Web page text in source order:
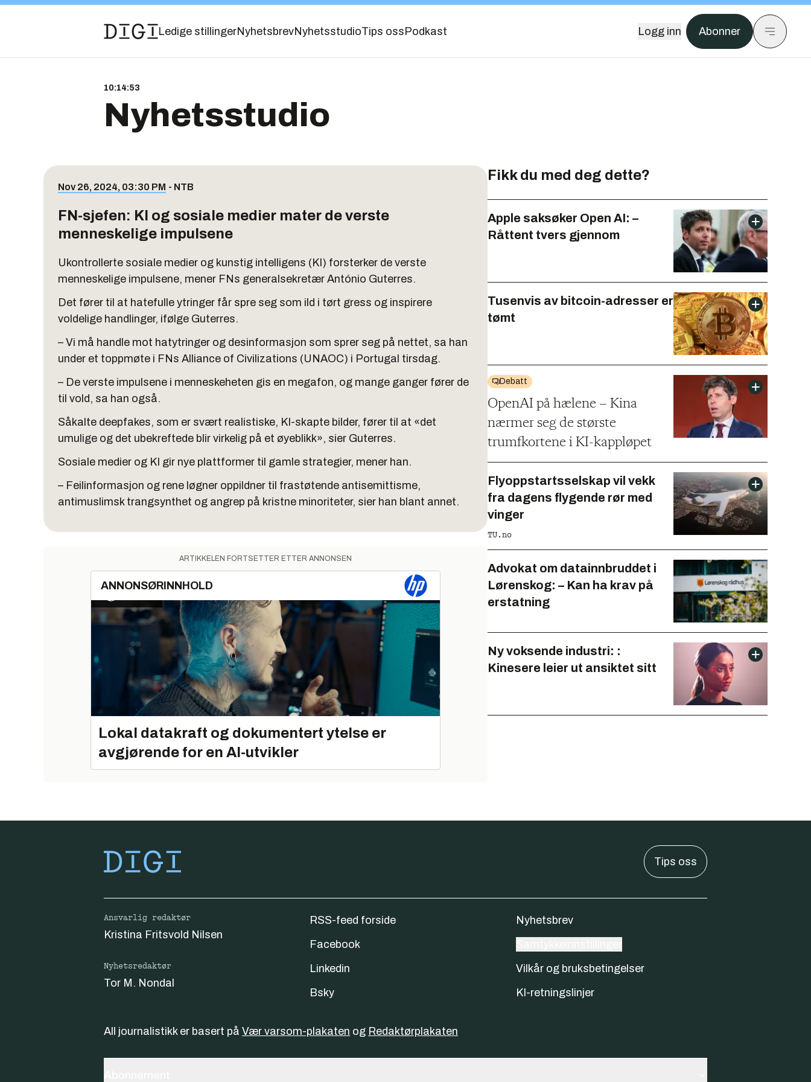
Ledige stillingerNyhetsbrevNyhetsstudioTips oss Podkast Logg inn Abonner
10:14:54
Nyhetsstudio
Nov 26, 2024, 03:30 PM - NTB
FN-sjefen: KI og sosiale medier mater de verste
menneskelige impulsene
Ukontrollerte sosiale medier og kunstig intelligens (KI) forsterker de verste
menneskelige impulsene, mener FNs generalsekretær António Guterres.
Det fører til at hatefulle ytringer får spre seg som ild i tørt gress og inspirere
voldelige handlinger, ifølge Guterres.
– Vi må handle mot hatytringer og desinformasjon som sprer seg på nettet, sa han
under et toppmøte i FNs Alliance of Civilizations (UNAOC) i Portugal tirsdag.
– De verste impulsene i menneskeheten gis en megafon, og mange ganger fører de
til vold, sa han også.
Såkalte deepfakes, som er svært realistiske, KI-skapte bilder, fører til at «det
umulige og det ubekreftede blir virkelig på et øyeblikk», sier Guterres.
Sosiale medier og KI gir nye plattformer til gamle strategier, mener han.
– Feilinformasjon og rene løgner oppildner til frastøtende antisemittisme,
antimuslimsk trangsynthet og angrep på kristne minoriteter, sier han blant annet.
ARTIKKELEN FORTSETTER ETTER ANNONSEN
ANNONSØRINNHOLD
Lokal datakraft og dokumentert ytelse er
avgjørende for en AI-utvikler
Fikk du med deg dette?
Apple saksøker Open AI: –
Råttent tvers gjennom
Tusenvis av bitcoin-adresser er
tømt
Debatt
OpenAI på hælene – Kina
nærmer seg de største
trumfkortene i KI-kappløpet
Flyoppstartsselskap vil vekk
fra dagens flygende rør med
vinger
TU.no
Advokat om datainnbruddet i
Lørenskog: – Kan ha krav på
erstatning
Ny voksende industri: :
Kinesere leier ut ansiktet sitt
Tips oss
Ansvarlig redaktør
Kristina Fritsvold Nilsen
Nyhetsredaktør
Tor M. Nondal
RSS-feed forside
Facebook
Linkedin
Bsky
Nyhetsbrev
Vilkår og bruksbetingelser
KI-retningslinjer
All journalistikk er basert på Vær varsom-plakaten og Redaktørplakaten